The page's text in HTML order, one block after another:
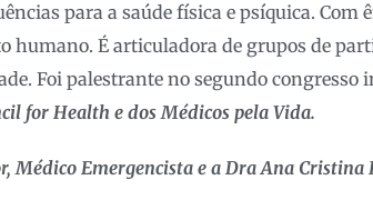
para a saúde física e psíquica. Com
humano. É articuladora de grupos de
Foi palestrante no segundo congresso
for Health e dos Médicos pela Vida.
Médico Emergencista e a Dra Ana Cristina